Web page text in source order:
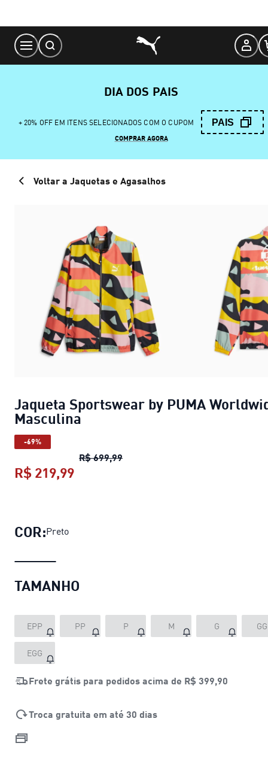
Content
DIA DOS PAIS
+ 20% OFF EM ITENS SELECIONADOS COM O CUPOM PAIS
COMPRAR AGORA
Voltar a Jaquetas e Agasalhos
Jaqueta Sportswear by PUMA
Masculina
-69%
R$ 699,99Jaqueta Sportswear by PUMA
R$ 219,99
COR:Preto
TAMANHO
EPP PP P M G GG
EGG
Frete grátis para pedidos acima de R$ 399,90
Troca gratuita em até 30 dias